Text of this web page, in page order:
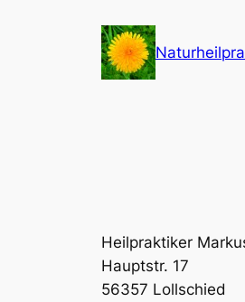
Heilpraktiker
Hauptstr. 17
56357 Lollschied